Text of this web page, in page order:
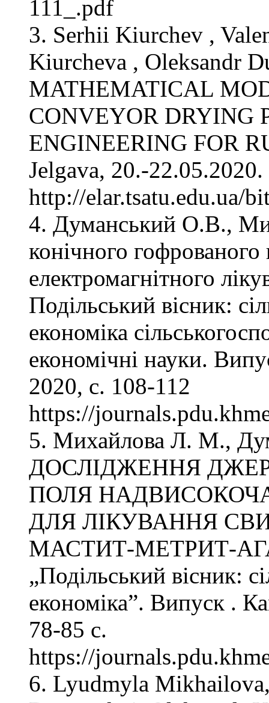
111_.pdf
3. Serhii Kiurchev ,
Kiurcheva , Oleksandr
MATHEMATICAL
CONVEYOR DRYING
ENGINEERING FOR
Jelgava, 20.-
http://elar.tsatu.edu.ua/
4. Думанський О.В.,
конічного
електромагнітного
Подільський вісник:
економіка
економічні науки.
2020, с. 108-112
https://
5. Михайлова Л. М.,
ДОСЛІДЖЕННЯ
ПОЛЯ
ДЛЯ ЛІКУВАННЯ
МАСТИТ-МЕТРИТ-
„Подільський вісник:
економіка”. Випуск .
78-85 с.
https://
6. Lyudmyla